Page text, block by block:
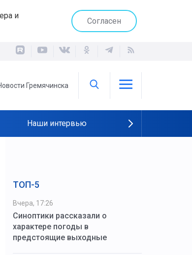
и
Согласен
Гремячинска
Наши интервью
ТОП-5
Вчера, 17:26
Синоптики рассказали о
характере погоды в
предстоящие выходные